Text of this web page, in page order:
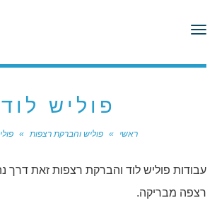
תפריט
פוליש לוד
ראשי » פוליש והברקת רצפות »
עבודות פוליש לוד והברקת רצפות זאת דרך
רצפה מבריקה.